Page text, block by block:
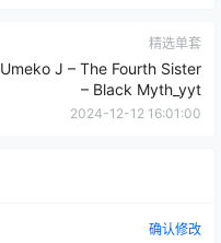
精选单套
Umeko J – The Fourth Sister
– Black Myth_yyt
2024-12-12 16:01:00
确认修改